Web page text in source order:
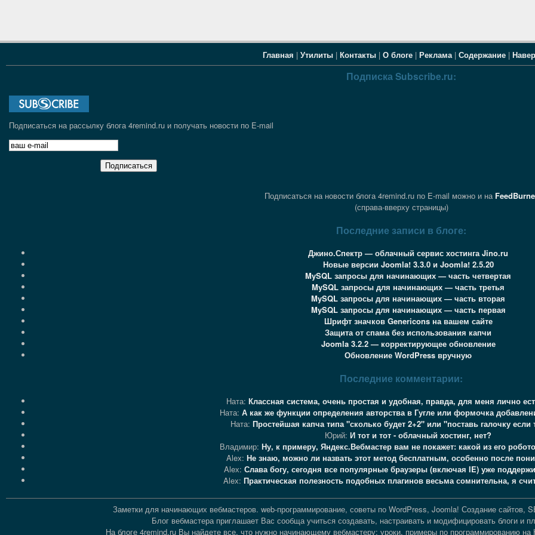
Главная | Утилиты | Контакты | О блоге | Реклама | Содержание |
Подписка Subscribe.ru:
Подписаться на рассылку блога 4remind.ru и получать новости по E-mail
Подписаться на новости блога 4remind.ru по E-mail можно и на
(справа-вверху страницы)
Последние записи в блоге:
Джино.Спектр — облачный сервис хостинга Jino.ru
Новые версии Joomla! 3.3.0 и Joomla! 2.5.20
MySQL запросы для начинающих — часть четвертая
MySQL запросы для начинающих — часть третья
MySQL запросы для начинающих — часть вторая
MySQL запросы для начинающих — часть первая
Шрифт значков Genericons на вашем сайте
Защита от спама без использования капчи
Joomla 3.2.2 — корректирующее обновление
Обновление WordPress вручную
Последние комментарии:
Ната:Классная система, очень простая и удобная, правда, для меня лично
Ната:А как же функции определения авторства в Гугле или формочка
Ната: Простейшая капча типа "сколько будет 2+2" или "поставь галочку
Юрий:И тот и тот - облачный хостинг, нет?
Владимир:Ну, к примеру, Яндекс.Вебмастер вам не покажет: какой из его
Aleх: Не знаю, можно ли назвать этот метод бесплатным, особенно после
Aleх: Слава богу, сегодня все популярные браузеры (включая IE) уже
Aleх:Практическая полезность подобных плагинов весьма сомнительна, я
Заметки для начинающих вебмастеров. web-программирование, советы по WordPress, Joomla! Создание сайтов,
Блог вебмастера приглашает Вас сообща учиться создавать, настраивать и модифицировать блоги и
На блоге 4remind.ru Вы найдете все, что нужно начинающему вебмастеру: уроки, примеры по программированию